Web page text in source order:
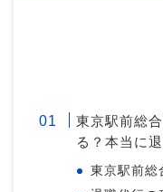
東京駅前総
る？本当に
東京駅前総